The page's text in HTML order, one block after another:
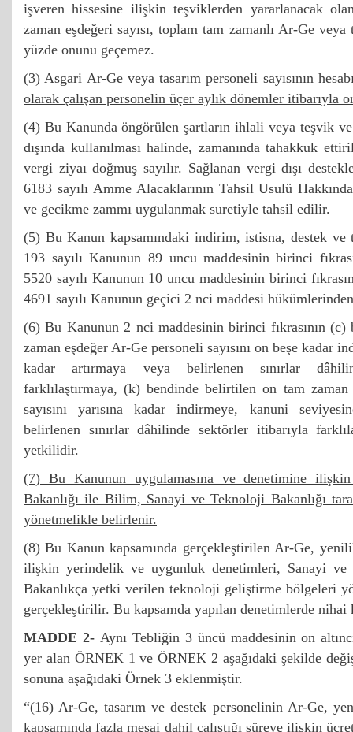
işveren hissesine ilişkin teşviklerden yararlanacak
zaman eşdeğeri sayısı, toplam tam zamanlı Ar-Ge veya
yüzde onunu geçemez.
(3) Asgari Ar-Ge veya tasarım personeli sayısının
olarak çalışan personelin üçer aylık dönemler itibarıyla
(4) Bu Kanunda öngörülen şartların ihlali veya teşvik ve
dışında kullanılması halinde, zamanında tahakkuk
vergi ziyaı doğmuş sayılır. Sağlanan vergi dışı
6183 sayılı Amme Alacaklarının Tahsil Usulü
ve gecikme zammı uygulanmak suretiyle tahsil edilir.
(5) Bu Kanun kapsamındaki indirim, istisna, destek ve
193 sayılı Kanunun 89 uncu maddesinin birinci
5520 sayılı Kanunun 10 uncu maddesinin birinci
4691 sayılı Kanunun geçici 2 nci maddesi
(6) Bu Kanunun 2 nci maddesinin birinci fıkrasının
zaman eşdeğer Ar-Ge personeli sayısını on beşe kadar
kadar artırmaya veya belirlenen sınırlar
farklılaştırmaya, (k) bendinde belirtilen on tam zaman
sayısını yarısına kadar indirmeye, kanuni
belirlenen sınırlar dâhilinde sektörler itibarıyla
yetkilidir.
(7) Bu Kanunun uygulamasına ve denetimine
Bakanlığı ile Bilim, Sanayi ve Teknoloji Bakanlığı
yönetmelikle belirlenir.
(8) Bu Kanun kapsamında gerçekleştirilen Ar-Ge,
ilişkin yerindelik ve uygunluk denetimleri, Sanayi ve
Bakanlıkça yetki verilen teknoloji geliştirme bölgeleri
gerçekleştirilir. Bu kapsamda yapılan denetimlerde nihai
MADDE 2-Aynı Tebliğin 3 üncü maddesinin on
yer alan ÖRNEK 1 ve ÖRNEK 2 aşağıdaki şekilde
sonuna aşağıdaki Örnek 3 eklenmiştir.
“(16) Ar-Ge, tasarım ve destek personelinin Ar-Ge,
kapsamında fazla mesai dahil çalıştığı süreye ilişkin